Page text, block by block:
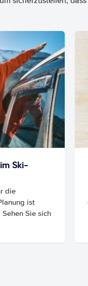
Ski-
die
ist
Sie sich